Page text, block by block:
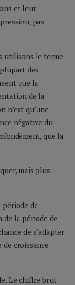
et leur
pas
utilisons le terme
des
que la
de la
n’est qu’une
négative du
que la
mais plus
période de
de la période de
de s’adapter
de croissance
Le chiffre brut